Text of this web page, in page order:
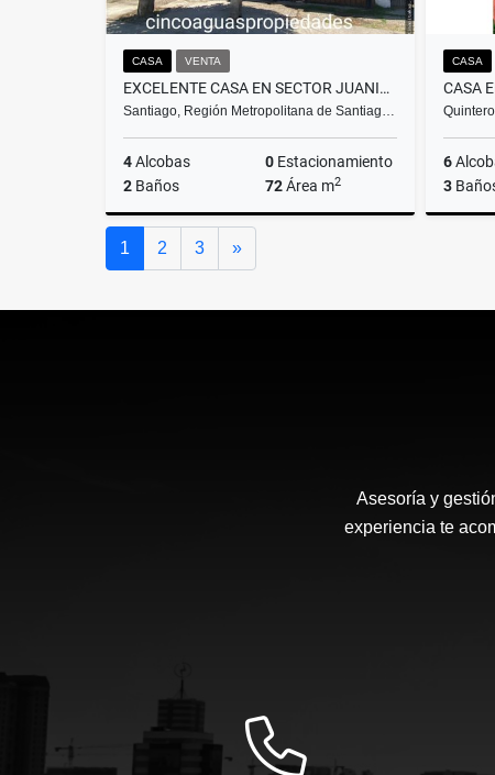
CASA VENTA
EXCELENTE CASA EN SECTOR JUANITA AGUIRRE EN CONCHALÍ
Santiago, Región Metropolitana de Santiag…
4Alcobas 0 Estacionamiento
2 Baños 72Área m2
CASA
6
3
1 2 3 »Siguiente
Asesoría y
experiencia te